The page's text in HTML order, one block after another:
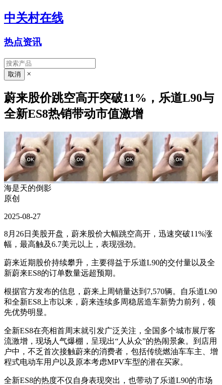
中关村在线
热点资讯
×
蔚来股价跳空高开突破11%，乐道L90与
全新ES8热销带动市值激增
海是天的倒影
原创
2025-08-27
8月26日美股开盘，蔚来股价大幅跳空高开，迅速突破11%涨
幅，最高触及6.7美元以上，表现强劲。
蔚来近期股价持续攀升，主要得益于乐道L90的交付量以及全
新蔚来ES8的订单数量远超预期。
根据官方发布的信息，蔚来上周销量达到7,570辆。自乐道L90
和全新ES8上市以来，蔚来连续多周稳居造车新势力前列，领
先优势明显。
全新ES8在亮相首周末就引发广泛关注，全国多个城市展厅客
流激增，现场人气爆棚，呈现出“人从众”的热闹景象。到店用
户中，不乏首次接触蔚来的消费者，包括传统燃油车车主、增
程式电动车用户以及原本考虑MPV车型的潜在买家。
全新ES8的热度不仅自身表现突出，也带动了乐道L90的市场